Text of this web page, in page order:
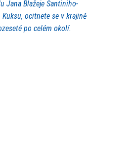
Jana Blažeje Santiniho-
ocitnete se v krajině
po celém okolí.